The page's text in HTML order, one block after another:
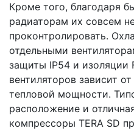
Кроме того, благодаря
радиаторам их совсем
проконтролировать.
отдельными
защиты IP54 и изоляции
вентиляторов зависит
тепловой мощности.
расположение и
компрессоры TERA SD